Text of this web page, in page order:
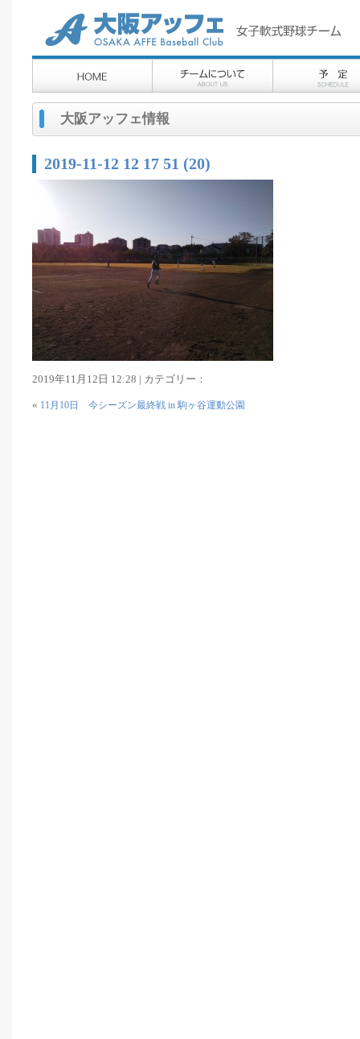
大阪アッフェ情報
2019-11-12 12 17 51 (20)
2019年11月12日 12:28 | カテゴリー：
« 11月10日 今シーズン最終戦 in 駒ヶ谷運動公園